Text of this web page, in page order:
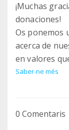
¡Muchas
donaciones!
Os ponemos
acerca de
en valores
los que
Saber-ne més
0 Comentaris